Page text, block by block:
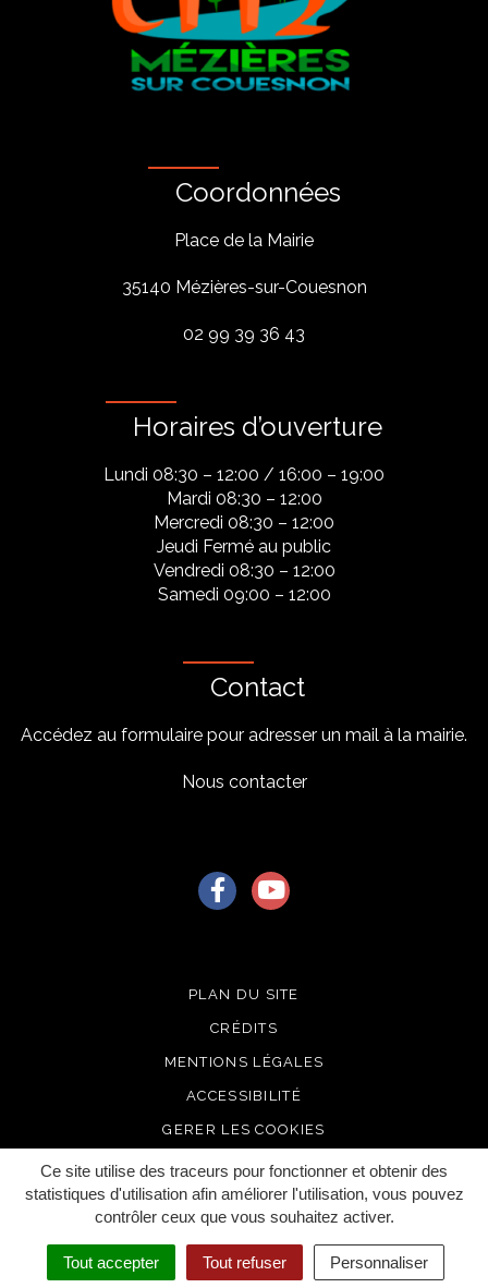
Ce site utilise des traceurs pour fonctionner et obtenir des
statistiques d'utilisation afin améliorer l'utilisation, vous pouvez
contrôler ceux que vous souhaitez activer.
Tout accepter Tout refuser Personnaliser
Coordonnées
Place de la Mairie
35140 Mézières-sur-Couesnon
02 99 39 36 43
Horaires d’ouverture
Lundi 08:30 – 12:00 / 16:00 – 19:00
Mardi 08:30 – 12:00
Mercredi 08:30 – 12:00
Jeudi Fermé au public
Vendredi 08:30 – 12:00
Samedi 09:00 – 12:00
Contact
Accédez au formulaire pour adresser un mail à la mairie.
Nous contacter
Lien vers le compte Facebook
Lien vers la chaîne
PLAN DU SITE
CRÉDITS
MENTIONS LÉGALES
ACCESSIBILITÉ
GERER LES COOKIES